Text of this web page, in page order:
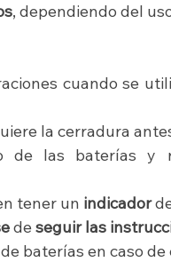
, dependiendo del
cuando se
la cerradura
las baterías y
tener un indicador
de seguir las
de baterías en caso de